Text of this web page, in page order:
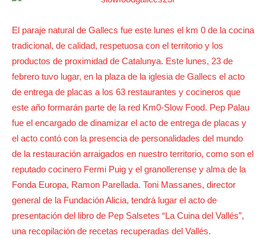
El paraje natural de Gallecs fue este lunes el km 0 de la cocina
tradicional, de calidad, respetuosa con el territorio y los
productos de proximidad de Catalunya. Este lunes, 23 de
febrero tuvo lugar, en la plaza de la iglesia de Gallecs el acto
de entrega de placas a los 63 restaurantes y cocineros que
este año formarán parte de la red Km0-Slow Food. Pep Palau
fue el encargado de dinamizar el acto de entrega de placas y
el acto contó con la presencia de personalidades del mundo
de la restauración arraigados en nuestro territorio, como son el
reputado cocinero Fermi Puig y el granollerense y alma de la
Fonda Europa, Ramon Parellada. Toni Massanes, director
general de la Fundación Alicia, tendrá lugar el acto de
presentación del libro de Pep Salsetes “La Cuina del Vallés”,
una recopilación de recetas recuperadas del Vallés.